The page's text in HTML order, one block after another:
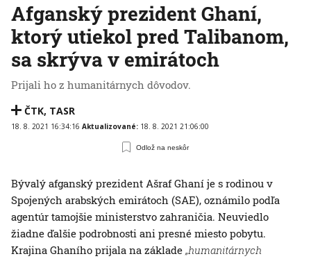
Afganský prezident Ghaní,
ktorý utiekol pred Talibanom,
sa skrýva v emirátoch
Prijali ho z humanitárnych dôvodov.
ČTK, TASR
18. 8. 2021 16:34:16 Aktualizované: 18. 8. 2021 21:06:00
Odlož na neskôr
Bývalý afganský prezident Ašraf Ghaní je s rodinou v
Spojených arabských emirátoch (SAE), oznámilo podľa
agentúr tamojšie ministerstvo zahraničia. Neuviedlo
žiadne ďalšie podrobnosti ani presné miesto pobytu.
Krajina Ghaního prijala na základe „humanitárnych